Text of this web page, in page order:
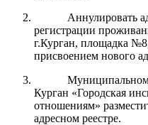
Аннулировать
регистрации
г.Курган, площадка
присвоением нового
Курган «Городская
отношениям»
адресном реестре.